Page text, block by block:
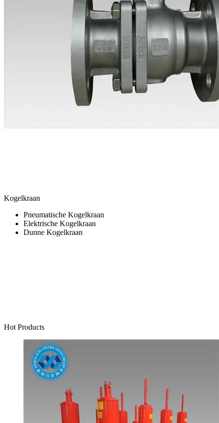
Kogelkraan
Pneumatische Kogelkraan
Elektrische Kogelkraan
Dunne Kogelkraan
Hot Products